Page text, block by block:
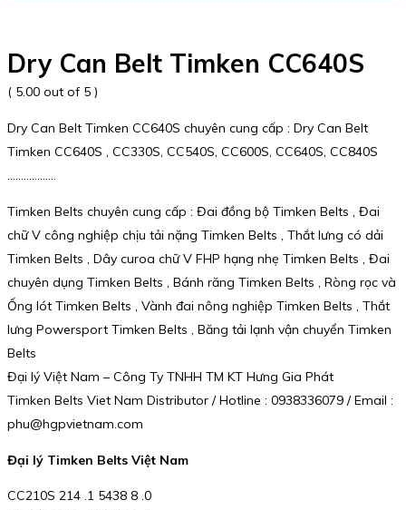
Dry Can Belt Timken CC640S
( 5.00 out of 5 )
Dry Can Belt Timken CC640S chuyên cung cấp : Dry Can Belt
Timken CC640S , CC330S, CC540S, CC600S, CC640S, CC840S
………………
Timken Belts chuyên cung cấp : Đai đồng bộ Timken Belts , Đai
chữ V công nghiệp chịu tải nặng Timken Belts , Thắt lưng có dải
Timken Belts , Dây curoa chữ V FHP hạng nhẹ Timken Belts , Đai
chuyên dụng Timken Belts , Bánh răng Timken Belts , Ròng rọc và
Ống lót Timken Belts , Vành đai nông nghiệp Timken Belts , Thắt
lưng Powersport Timken Belts , Băng tải lạnh vận chuyển Timken
Belts
Đại lý Việt Nam – Công Ty TNHH TM KT Hưng Gia Phát
Timken Belts Viet Nam Distributor / Hotline : 0938336079 / Email :
phu@hgpvietnam.com
Đại lý Timken Belts Việt Nam
CC210S 214 .1 5438 8 .0